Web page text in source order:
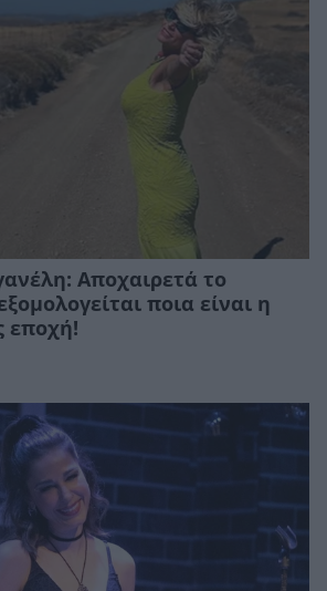
Αποχαιρετά το
ποια είναι η
εποχή!